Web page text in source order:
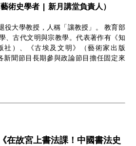
術史學者 | 新月講堂負責人）
役大學教授，人稱「讓教授」。 教育部
、古代文明與宗教學。代表著作有《知
社）、《古埃及文明》（藝術家出版
新聞節目長期參與政論節目擔任固定來
在故宮上書法課！中國書法史